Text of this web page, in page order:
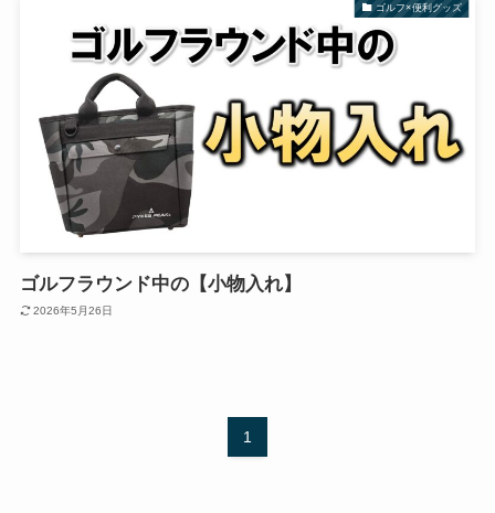
ゴルフ×便利グッズ
ゴルフラウンド中の【小物入れ】
2026年5月26日
1